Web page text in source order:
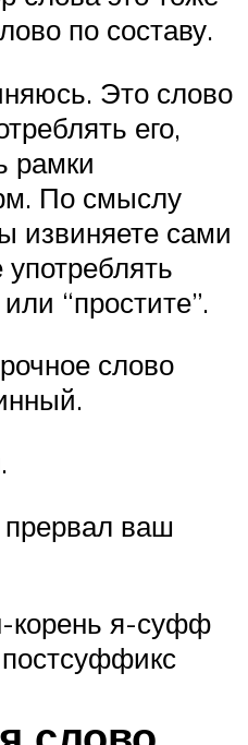
по составу.
Это слово
его,
рамки
По смыслу
извиняете сами
“простите”.
слово
ваш
корень я-суфф